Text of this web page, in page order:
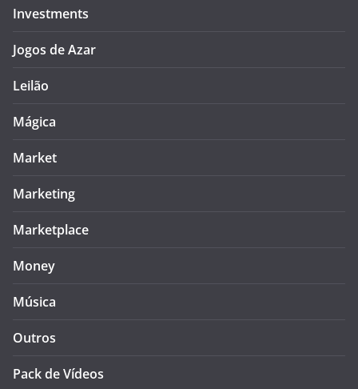
Investments
Jogos de Azar
Leilão
Mágica
Market
Marketing
Marketplace
Money
Música
Outros
Pack de Vídeos